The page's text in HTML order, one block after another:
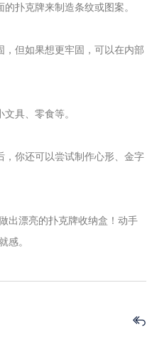
扑克牌来制造条纹或图案。
，但如果想更牢固，可以在内部
具、零食等。
，你还可以尝试制作心形、金字
出漂亮的扑克牌收纳盒！动手
感。